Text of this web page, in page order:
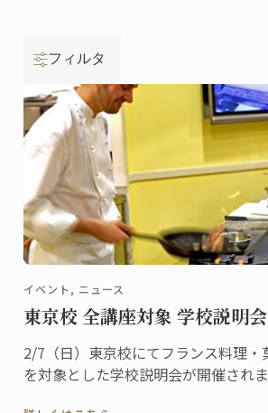
フィルタ
イベント, ニュース
東京校 全講座対象 学校説明会
2/7（日）東京校にてフランス料理・
を対象とした学校説明会が開催されま